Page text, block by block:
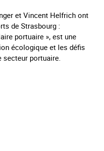
et Vincent Helfrich ont
de Strasbourg :
portuaire », est une
écologique et les défis
secteur portuaire.